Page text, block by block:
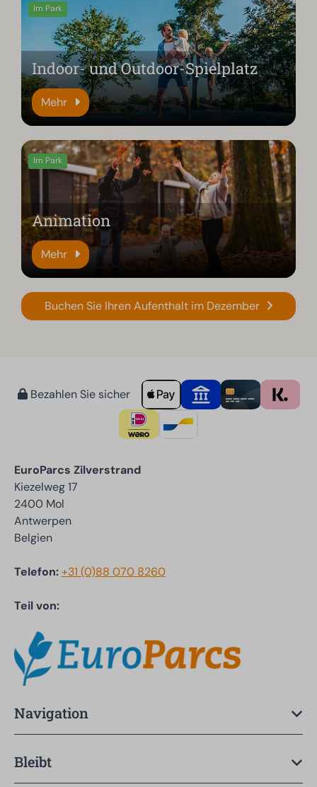
Im Park
Indoor- und Outdoor-Spielplatz
Mehr
Im Park
Animation
Mehr
Buchen Sie Ihren Aufenthalt im Dezember
Bezahlen Sie sicher
EuroParcs Zilverstrand
Kiezelweg 17
2400 Mol
Antwerpen
Belgien
Telefon:+31 (0)88 070 8260
Teil von:
Navigation
Bleibt